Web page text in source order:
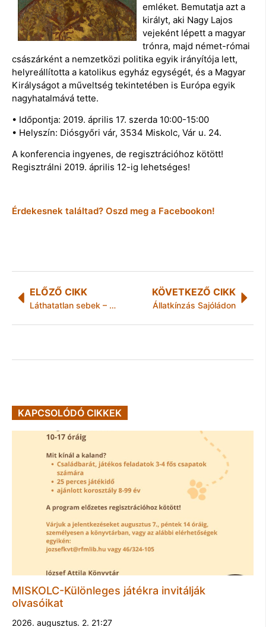
emléket. Bemutatja azt a
királyt, aki Nagy Lajos
vejeként lépett a magyar
trónra, majd német-római
császárként a nemzetközi politika egyik irányítója lett,
helyreállította a katolikus egyház egységét, és a Magyar
Királyságot a műveltség tekintetében is Európa egyik
nagyhatalmává tette.
• Időpontja: 2019. április 17. szerda 10:00-15:00
• Helyszín: Diósgyőri vár, 3534 Miskolc, Vár u. 24.
A konferencia ingyenes, de regisztrációhoz kötött!
Regisztrálni 2019. április 12-ig lehetséges!
Érdekesnek találtad? Oszd meg a Facebookon!
ELŐZŐ CIKK
Láthatatlan sebek – Súlyos bántalmazás egy Baranya megyei szociális intézményben
KÖVETKEZŐ CIKK
Állatkínzás Sajóládon
KAPCSOLÓDÓ CIKKEK
MISKOLC-Különleges játékra invitálják
olvasóikat
2026. augusztus. 2. 21:27